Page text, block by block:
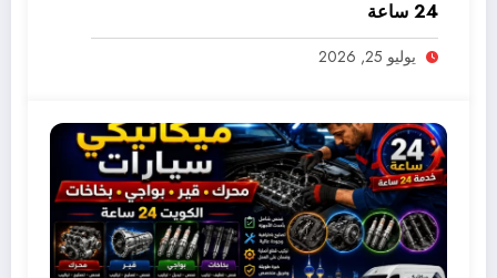
24 ساعة
يوليو 25, 2026